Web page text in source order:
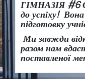
ГІМНАЗІЯ #6
до успіху! Вона
підготовку
Ми завжди
разом нам
поставленої